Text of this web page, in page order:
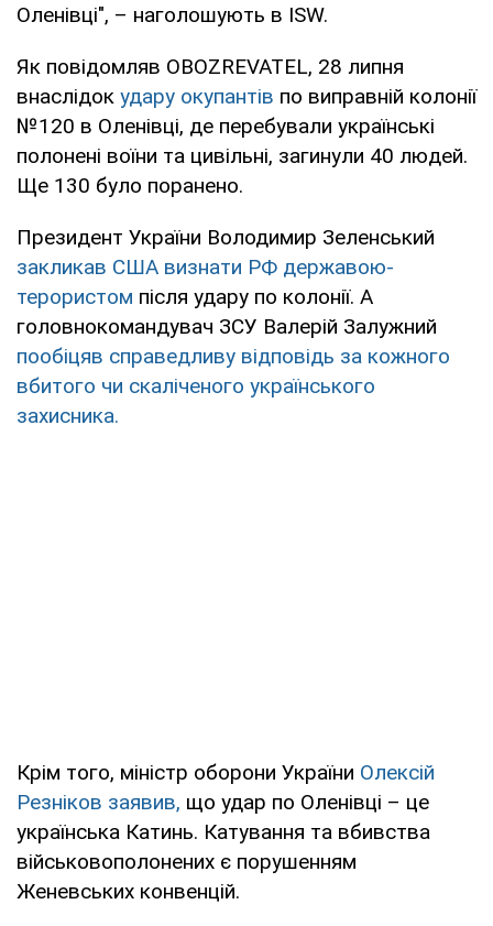
Оленівці", – наголошують в ISW.
Як повідомляв OBOZREVATEL, 28 липня
внаслідок удару окупантів по виправній колонії
№120 в Оленівці, де перебували українські
полонені воїни та цивільні, загинули 40 людей.
Ще 130 було поранено.
Президент України Володимир Зеленський
закликав США визнати РФ державою-
терористом після удару по колонії. А
головнокомандувач ЗСУ Валерій Залужний
пообіцяв справедливу відповідь за кожного
вбитого чи скаліченого українського
захисника.
Крім того, міністр оборони України Олексій
Резніков заявив, що удар по Оленівці – це
українська Катинь. Катування та вбивства
військовополонених є порушенням
Женевських конвенцій.